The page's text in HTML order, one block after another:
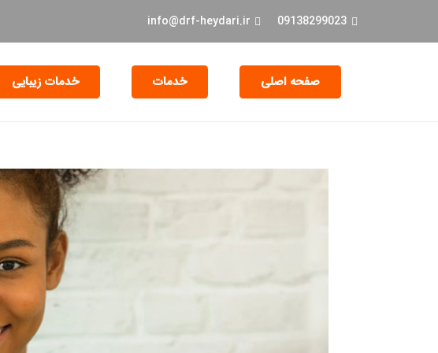
09138299023
info@drf-heydari.ir
صفحه اصلی خدمات خدمات زیبایی